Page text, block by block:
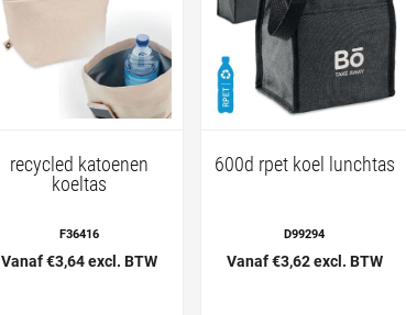
recycled katoenen
koeltas
F36416
Vanaf €3,64 excl. BTW
600d rpet koel lunchtas
D99294
Vanaf €3,62 excl. BTW